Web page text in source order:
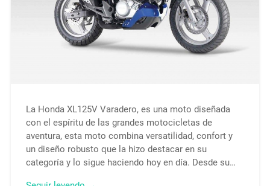
La Honda XL125V Varadero, es una moto diseñada
con el espíritu de las grandes motocicletas de
aventura, esta moto combina versatilidad, confort y
un diseño robusto que la hizo destacar en su
categoría y lo sigue haciendo hoy en día. Desde su…